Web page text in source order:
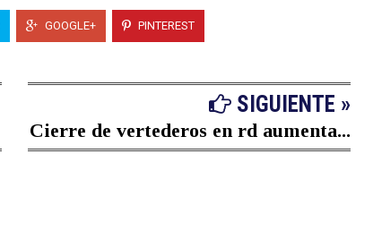
GOOGLE+ PINTEREST
SIGUIENTE »
Cierre de vertederos en rd aumenta...